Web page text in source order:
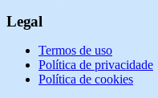
Legal
Termos de uso
Política de privacidade
Política de cookies